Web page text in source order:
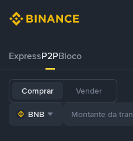
ExpressP2PBloco
Comprar Vender
BNB